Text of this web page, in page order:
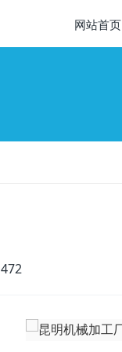
网站首页
472